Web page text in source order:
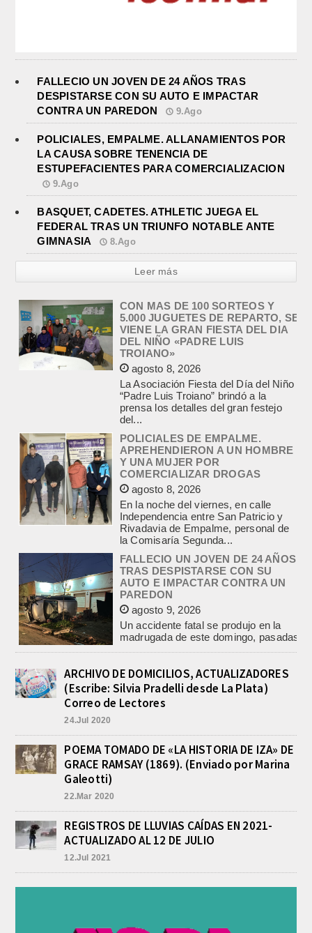
FALLECIO UN JOVEN DE 24 AÑOS TRAS
DESPISTARSE CON SU AUTO E IMPACTAR
CONTRA UN PAREDON
9.Ago
POLICIALES, EMPALME. ALLANAMIENTOS POR
LA CAUSA SOBRE TENENCIA DE
ESTUPEFACIENTES PARA COMERCIALIZACION
9.Ago
BASQUET, CADETES. ATHLETIC JUEGA EL
FEDERAL TRAS UN TRIUNFO NOTABLE ANTE
GIMNASIA
8.Ago
Leer más
POLICIALES DE EMPALME.
APREHENDIERON A UN HOMBRE
Y UNA MUJER POR
COMERCIALIZAR DROGAS
agosto 8, 2026
En la noche del viernes, en calle
Independencia entre San Patricio y
Rivadavia de Empalme, personal de
la Comisaría Segunda...
FALLECIO UN JOVEN DE 24 AÑOS
TRAS DESPISTARSE CON SU
AUTO E IMPACTAR CONTRA UN
PAREDON
agosto 9, 2026
Un accidente fatal se produjo en la
madrugada de este domingo, pasadas
las 6,30, en Yrigoyen entre
Mastropietro y Angueira....
POLICIALES, EMPALME.
ALLANAMIENTOS POR LA CAUSA
SOBRE TENENCIA DE
ESTUPEFACIENTES PARA
COMERCIALIZACION
agosto 9, 2026
En el marco de la causa iniciada ayer
por Tenencia de Estupefacientes para
BASQUET, CADETES. ATHLETIC
JUEGA EL FEDERAL TRAS UN
TRIUNFO NOTABLE ANTE
El equipo de Cadetes de Básquet de
Athletic, se metió entre los mejores 4
de la FEBAMBA y disputa el...
VIENE LA GRAN FIESTA DEL DIA
DEL NIÑO «PADRE LUIS
TROIANO»
prensa los detalles del gran festejo
ARCHIVO DE DOMICILIOS, ACTUALIZADORES
(Escribe: Silvia Pradelli desde La Plata)
Correo de Lectores
24.Jul 2020
POEMA TOMADO DE «LA HISTORIA DE IZA» DE
GRACE RAMSAY (1869). (Enviado por Marina
Galeotti)
22.Mar 2020
REGISTROS DE LLUVIAS CAÍDAS EN 2021-
ACTUALIZADO AL 12 DE JULIO
12.Jul 2021